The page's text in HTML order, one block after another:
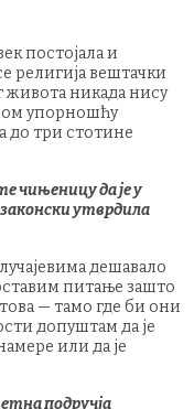
постојала и
религија вештачки
живота никада нису
упорношћу
до три стотине
чињеницу да је у
утврдила
дешавало
питање зашто
— тамо где би они
допуштам да је
или да је
подручја